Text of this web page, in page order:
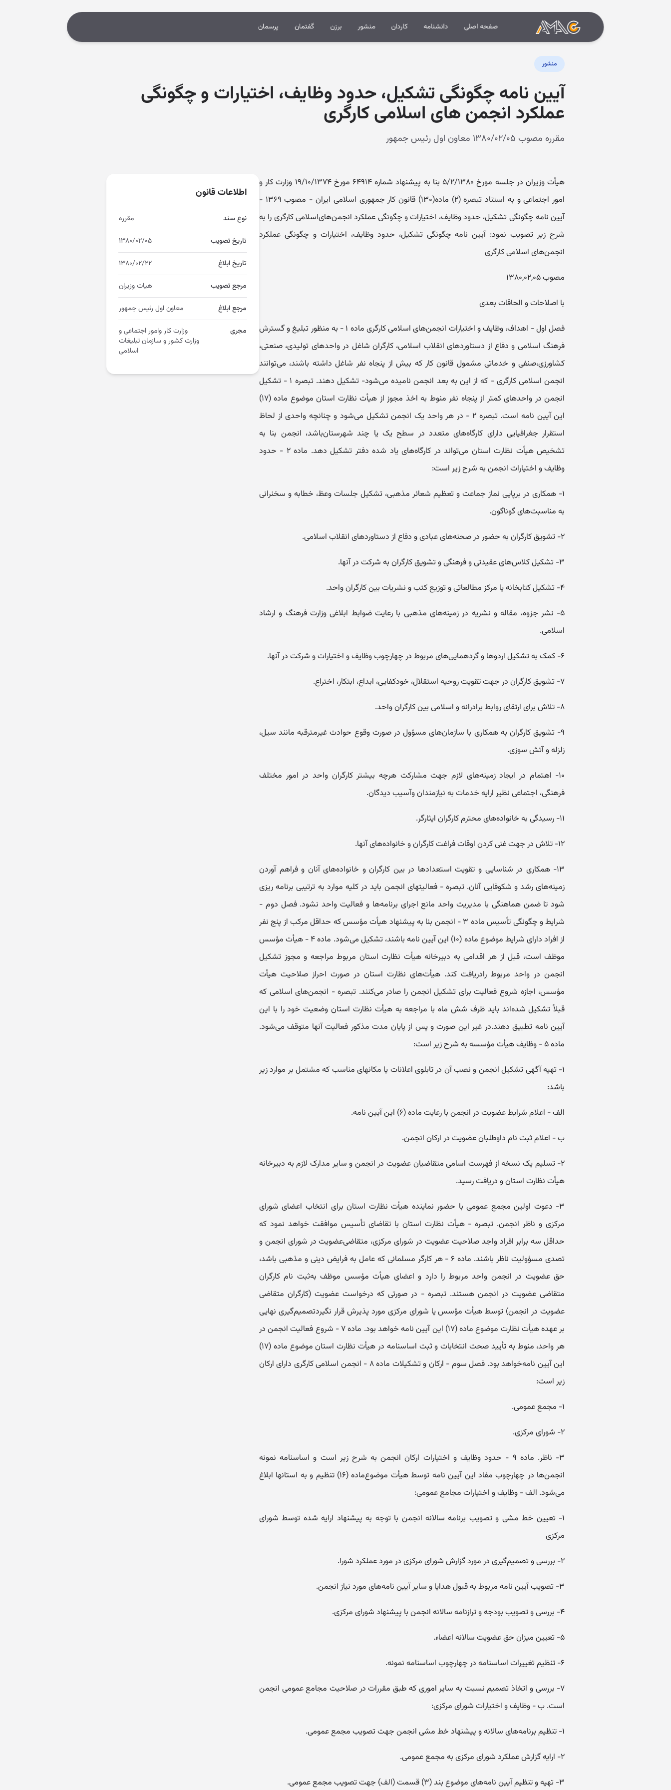
صفحه اصلی دانشنامه کاردان منشور برزن گفتمان پرسمان
منشور
آیین نامه چگونگی تشکیل، حدود وظایف، اختیارات و چگونگی
عملکرد انجمن های اسلامی کارگری
مقرره مصوب ۱۳۸۰/۰۲/۰۵ معاون اول رئیس جمهور
هیأت وزیران در جلسه مورخ ۵/۲/۱۳۸۰ بنا به پیشنهاد شماره ۶۴۹۱۴ مورخ ۱۹/۱۰/۱۳۷۴ وزارت کار و
امور اجتماعی و به استناد تبصره (۲) ماده(۱۳۰) قانون کار جمهوری اسلامی ایران - مصوب ۱۳۶۹ -
آیین نامه چگونگی تشکیل، حدود وظایف، اختیارات و چگونگی عملکرد انجمن‌های‌اسلامی کارگری را به
شرح زیر تصویب نمود: آیین نامه چگونگی تشکیل، حدود وظایف، اختیارات و چگونگی عملکرد
انجمن‌های اسلامی کارگری
مصوب ۱۳۸۰,۰۲,۰۵
با اصلاحات و الحاقات بعدی
فصل اول - اهداف، وظایف و اختیارات انجمن‌های اسلامی کارگری ماده ۱ - به منظور تبلیغ و گسترش
فرهنگ اسلامی و دفاع از دستاوردهای انقلاب اسلامی، کارگران شاغل در واحدهای تولیدی، صنعتی،
کشاورزی،‌صنفی و خدماتی مشمول قانون کار که بیش از پنجاه نفر شاغل داشته باشند، می‌توانند
انجمن اسلامی کارگری - که از این به بعد انجمن نامیده می‌شود- تشکیل دهند. تبصره ۱ - تشکیل
انجمن در واحدهای کمتر از پنجاه نفر منوط به اخذ مجوز از هیأت نظارت استان موضوع ماده (۱۷)
این آیین نامه است. تبصره ۲ - در هر واحد یک انجمن تشکیل می‌شود و چنانچه واحدی از لحاظ
استقرار جغرافیایی دارای کارگاه‌های متعدد در سطح یک یا چند شهرستان‌باشد، انجمن بنا به
تشخیص هیأت نظارت استان می‌تواند در کارگاه‌های یاد شده دفتر تشکیل دهد. ماده ۲ - حدود
وظایف و اختیارات انجمن به شرح زیر است:
۱- همکاری در برپایی نماز جماعت و تعظیم شعائر مذهبی، تشکیل جلسات وعظ، خطابه و سخنرانی
به مناسبت‌های گوناگون.
۲- تشویق کارگران به حضور در صحنه‌های عبادی و دفاع از دستاوردهای انقلاب اسلامی.
۳- تشکیل کلاس‌های عقیدتی و فرهنگی و تشویق کارگران به شرکت در آنها.
۴- تشکیل کتابخانه یا مرکز مطالعاتی و توزیع کتب و نشریات بین کارگران واحد.
۵- نشر جزوه، مقاله و نشریه در زمینه‌های مذهبی با رعایت ضوابط ابلاغی وزارت فرهنگ و ارشاد
اسلامی.
۶- کمک به تشکیل اردوها و گردهمایی‌های مربوط در چهارچوب وظایف و اختیارات و شرکت در آنها.
۷- تشویق کارگران در جهت تقویت روحیه استقلال، خودکفایی، ابداع، ابتکار، اختراع.
۸- تلاش برای ارتقای روابط برادرانه و اسلامی بین کارگران واحد.
۹- تشویق کارگران به همکاری با سازمان‌های مسؤول در صورت وقوع حوادث غیرمترقبه مانند سیل،
زلزله و آتش سوزی.
۱۰- اهتمام در ایجاد زمینه‌های لازم جهت مشارکت هرچه بیشتر کارگران واحد در امور مختلف
فرهنگی، اجتماعی نظیر ارایه خدمات به نیازمندان و‌آسیب دیدگان.
۱۱- رسیدگی به خانواده‌های محترم کارگران ایثارگر.
۱۲- تلاش در جهت غنی کردن اوقات فراغت کارگران و خانواده‌های آنها.
۱۳- همکاری در شناسایی و تقویت استعدادها در بین کارگران و خانواده‌های آنان و فراهم آوردن
زمینه‌های رشد و شکوفایی آنان. تبصره - فعالیتهای انجمن باید در کلیه موارد به ترتیبی برنامه ریزی
شود تا ضمن هماهنگی با مدیریت واحد مانع اجرای برنامه‌ها و فعالیت واحد نشود. فصل دوم -
شرایط و چگونگی تأسیس ماده ۳ - انجمن بنا به پیشنهاد هیأت مؤسس که حداقل مرکب از پنج نفر
از افراد دارای شرایط موضوع ماده (۱۰) این آیین نامه باشند، تشکیل می‌شود. ماده ۴ - هیأت مؤسس
موظف است، قبل از هر اقدامی به دبیرخانه هیأت نظارت استان مربوط مراجعه و مجوز تشکیل
انجمن در واحد مربوط را‌دریافت کند. هیأت‌های نظارت استان در صورت احراز صلاحیت هیأت
مؤسس، اجازه شروع فعالیت برای تشکیل انجمن را صادر می‌کنند. تبصره - انجمن‌های اسلامی که
قبلاً تشکیل شده‌اند باید ظرف شش ماه با مراجعه به هیأت نظارت استان وضعیت خود را با این
آیین نامه تطبیق دهند.‌در غیر این صورت و پس از پایان مدت مذکور فعالیت آنها متوقف می‌شود.
ماده ۵ - وظایف هیأت مؤسسه به شرح زیر است:
۱- تهیه آگهی تشکیل انجمن و نصب آن در تابلوی اعلانات یا مکانهای مناسب که مشتمل بر موارد زیر
باشد:
‌الف - اعلام شرایط عضویت در انجمن با رعایت ماده (۶) این آیین نامه.
ب - اعلام ثبت نام داوطلبان عضویت در ارکان انجمن.
۲- تسلیم یک نسخه از فهرست اسامی متقاضیان عضویت در انجمن و سایر مدارک لازم به دبیرخانه
هیأت نظارت استان و دریافت رسید.
۳- دعوت اولین مجمع عمومی با حضور نماینده هیأت نظارت استان برای انتخاب اعضای شورای
مرکزی و ناظر انجمن. تبصره - هیأت نظارت استان با تقاضای تأسیس موافقت خواهد نمود که
حداقل سه برابر افراد واجد صلاحیت عضویت در شورای مرکزی، متقاضی‌عضویت در شورای انجمن و
تصدی مسؤولیت ناظر باشند. ماده ۶ - هر کارگر مسلمانی که عامل به فرایض دینی و مذهبی باشد،
حق عضویت در انجمن واحد مربوط را دارد و اعضای هیأت مؤسس موظف به‌ثبت نام کارگران
متقاضی عضویت در انجمن هستند. تبصره - در صورتی که درخواست عضویت (‌کارگران متقاضی
عضویت در انجمن) توسط هیأت مؤسس یا شورای مرکزی مورد پذیرش قرار نگیرد‌تصمیم‌گیری نهایی
بر عهده هیأت نظارت موضوع ماده (۱۷) این آیین نامه خواهد بود. ماده ۷ - شروع فعالیت انجمن در
هر واحد، منوط به تأیید صحت انتخابات و ثبت اساسنامه در هیأت نظارت استان موضوع ماده (۱۷)
این آیین نامه‌خواهد بود. فصل سوم - ارکان و تشکیلات ماده ۸ - انجمن اسلامی کارگری دارای ارکان
زیر است:
۱- مجمع عمومی.
۲- شورای مرکزی.
۳- ناظر. ماده ۹ - حدود وظایف و اختیارات ارکان انجمن به شرح زیر است و اساسنامه نمونه
انجمن‌ها در چهارچوب مفاد این آیین نامه توسط هیأت موضوع‌ماده (۱۶) تنظیم و به استانها ابلاغ
می‌شود. ‌الف - وظایف و اختیارات مجامع عمومی:
۱- تعیین خط مشی و تصویب برنامه سالانه انجمن با توجه به پیشنهاد ارایه شده توسط شورای
مرکزی
۲- بررسی و تصمیم‌گیری در مورد گزارش شورای مرکزی در مورد عملکرد شورا.
۳- تصویب آیین نامه مربوط به قبول هدایا و سایر آیین نامه‌های مورد نیاز انجمن.
۴- بررسی و تصویب بودجه و ترازنامه سالانه انجمن با پیشنهاد شورای مرکزی.
۵- تعیین میزان حق عضویت سالانه اعضاء.
۶- تنظیم تغییرات اساسنامه در چهارچوب اساسنامه نمونه.
۷- بررسی و اتخاذ تصمیم نسبت به سایر اموری که طبق مقررات در صلاحیت مجامع عمومی انجمن
است. ب - وظایف و اختیارات شورای مرکزی:
۱- تنظیم برنامه‌های سالانه و پیشنهاد خط مشی انجمن جهت تصویب مجمع عمومی.
۲- ارایه گزارش عملکرد شورای مرکزی به مجمع عمومی.
۳- تهیه و تنظیم آیین نامه‌های موضوع بند (۳) قسمت (‌الف) جهت تصویب مجمع عمومی.
اطلاعات قانون
نوع سند مقرره
تاریخ تصویب ۱۳۸۰/۰۲/۰۵
تاریخ ابلاغ ۱۳۸۰/۰۲/۲۲
مرجع تصویب هیات وزیران
مرجع ابلاغ معاون اول رئیس جمهور
مجری
وزارت کار وامور اجتماعی و
وزارت کشور و سازمان تبلیغات
اسلامی